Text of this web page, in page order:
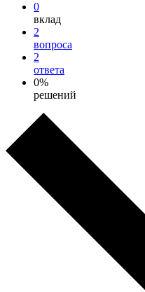
0
вклад
2
вопроса
2
ответа
0%
решений